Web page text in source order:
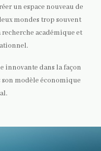
un espace nouveau de
mondes trop souvent
académique et
innovante dans la façon
son modèle économique